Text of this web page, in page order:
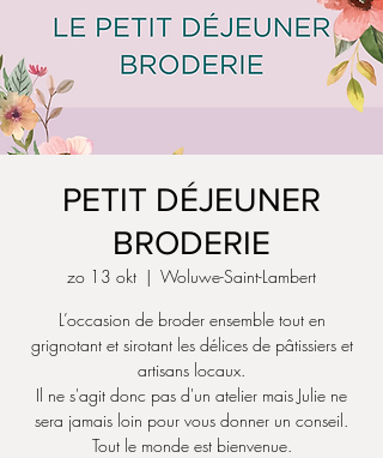
PETIT DÉJEUNER
BRODERIE
zo 13 okt
  |
Woluwe-Saint-Lambert
L’occasion de broder ensemble tout en
grignotant et sirotant les délices de pâtissiers et
artisans locaux.
Il ne s'agit donc pas d'un atelier mais Julie ne
sera jamais loin pour vous donner un conseil.
Tout le monde est bienvenue.